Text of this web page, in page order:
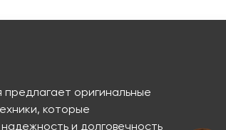
оригинальные
которые
и долговечность